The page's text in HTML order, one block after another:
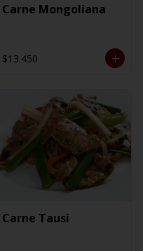
Carne Mongoliana
$13.450
Carne Tausi